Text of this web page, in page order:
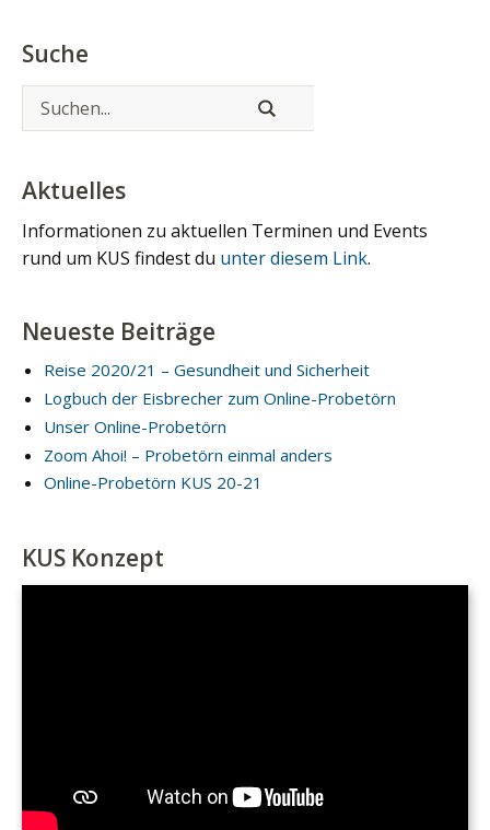
Suche
Aktuelles
Informationen zu aktuellen Terminen und Events
rund um KUS findest du unter diesem Link.
Neueste Beiträge
Reise 2020/21 – Gesundheit und Sicherheit
Logbuch der Eisbrecher zum Online-Probetörn
Unser Online-Probetörn
Zoom Ahoi! – Probetörn einmal anders
Online-Probetörn KUS 20-21
KUS Konzept